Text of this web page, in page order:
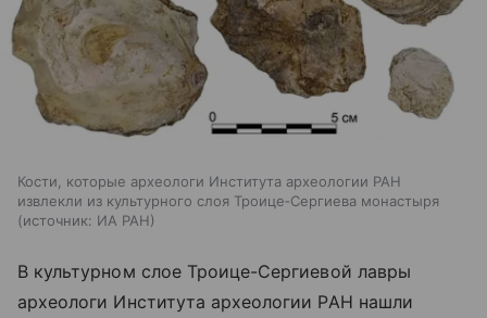
Кости, которые археологи Института археологии РАН
извлекли из культурного слоя Троице‑Сергиева монастыря
источник: ИА РАН
В культурном слое Троице-Сергиевой лавры
археологи Института археологии РАН нашли